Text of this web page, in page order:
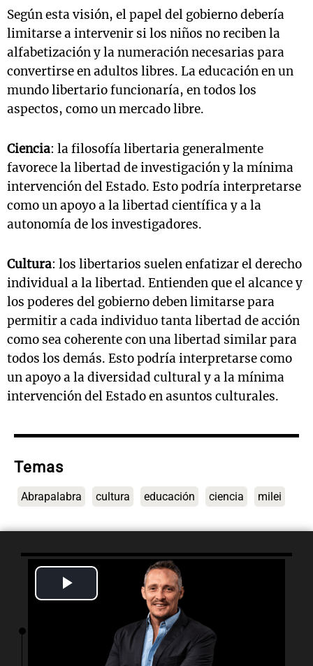
Según esta visión, el papel del gobierno debería
limitarse a intervenir si los niños no reciben la
alfabetización y la numeración necesarias para
convertirse en adultos libres. La educación en un
mundo libertario funcionaría, en todos los
aspectos, como un mercado libre.
Ciencia: la filosofía libertaria generalmente
favorece la libertad de investigación y la mínima
intervención del Estado. Esto podría interpretarse
como un apoyo a la libertad científica y a la
autonomía de los investigadores.
Cultura: los libertarios suelen enfatizar el derecho
individual a la libertad. Entienden que el alcance y
los poderes del gobierno deben limitarse para
permitir a cada individuo tanta libertad de acción
como sea coherente con una libertad similar para
todos los demás. Esto podría interpretarse como
un apoyo a la diversidad cultural y a la mínima
intervención del Estado en asuntos culturales.
Temas
Abrapalabra cultura educación ciencia milei
Lo último
Tarde y Media
Orellana Lucca celebró su peña en Córdoba:
"Queremos seguir llevándola a diferentes